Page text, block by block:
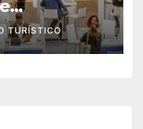
TURÍSTICO